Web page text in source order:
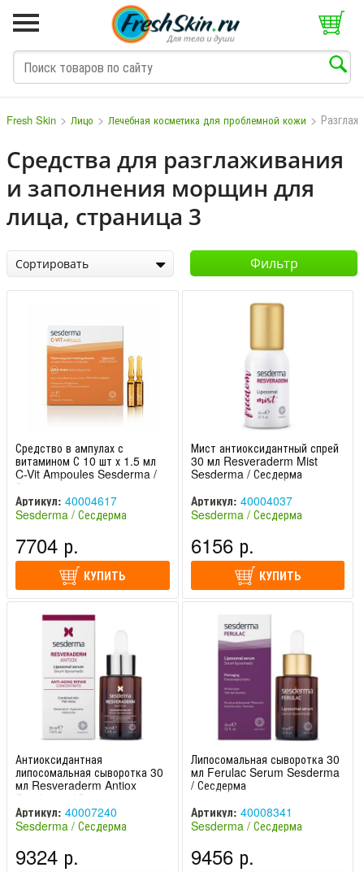
Fresh Skin > Лицо > Лечебная косметика для проблемной кожи >
Средства для разглаживания
и заполнения морщин для
лица, страница 3
Сортировать Фильтр
Средство в ампулах с
витамином С 10 шт х 1.5 мл
C-Vit Ampoules Sesderma /
Сесдерма
Артикул: 40004617
Sesderma / Сесдерма
7704 р.
КУПИТЬ
Мист антиоксидантный спрей
30 мл Resveraderm Mist
Sesderma / Сесдерма
Артикул: 40004037
Sesderma / Сесдерма
6156 р.
КУПИТЬ
Антиоксидантная
липосомальная сыворотка 30
мл Resveraderm Antiox
Sesderma / Сесдерма
Артикул: 40007240
Sesderma / Сесдерма
9324 р.
Липосомальная сыворотка 30
мл Ferulac Serum Sesderma
/ Сесдерма
Артикул: 40008341
Sesderma / Сесдерма
9456 р.
M N O P Q S T V W